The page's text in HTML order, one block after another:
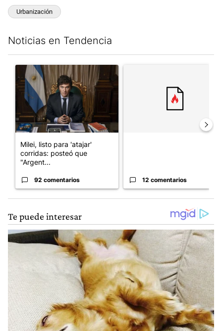
Urbanización
Noticias en Tendencia
Un artículo de tendencia con el título "Milei, listo para 'atajar'
Milei, listo para 'atajar'
corridas: posteó que
"Argent...
92 comentarios 12 comentarios